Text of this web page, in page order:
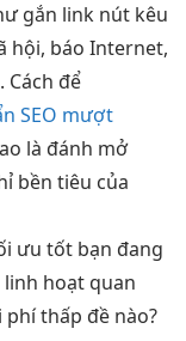
gắn link nút kêu
hội, báo Internet,
Cách để
SEO mượt
là đánh mở
bền tiêu của
ưu tốtbạn đang
linh hoạtquan
phí thấp đề nào?